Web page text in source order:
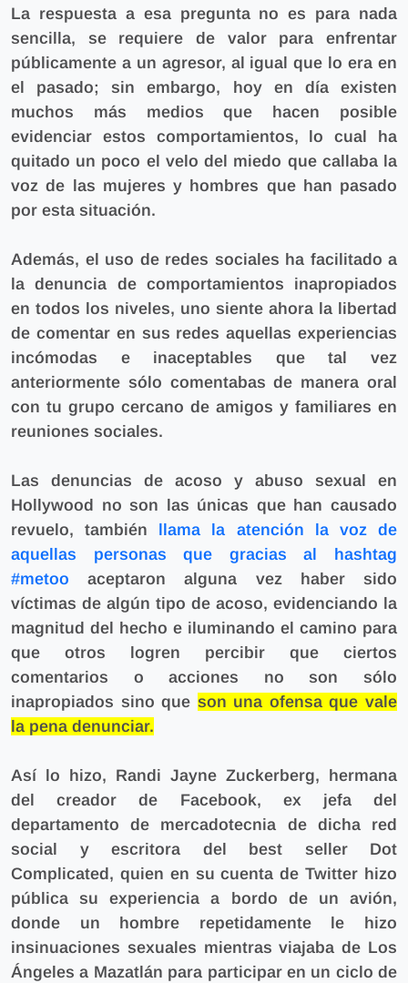
La respuesta a esa pregunta no es para nada
sencilla, se requiere de valor para enfrentar
públicamente a un agresor, al igual que lo era en
el pasado; sin embargo, hoy en día existen
muchos más medios que hacen posible
evidenciar estos comportamientos, lo cual ha
quitado un poco el velo del miedo que callaba la
voz de las mujeres y hombres que han pasado
por esta situación.
Además, el uso de redes sociales ha facilitado a
la denuncia de comportamientos inapropiados
en todos los niveles, uno siente ahora la libertad
de comentar en sus redes aquellas experiencias
incómodas e inaceptables que tal vez
anteriormente sólo comentabas de manera oral
con tu grupo cercano de amigos y familiares en
reuniones sociales.
Las denuncias de acoso y abuso sexual en
Hollywood no son las únicas que han causado
revuelo, también
llama la atención la voz de
aquellas personas que gracias al hashtag
#metoo aceptaron alguna vez haber sido
víctimas de algún tipo de acoso, evidenciando la
magnitud del hecho e iluminando el camino para
que otros logren percibir que ciertos
comentarios o acciones no son sólo
inapropiados sino que son una ofensa que vale
la pena denunciar.
Así lo hizo, Randi Jayne Zuckerberg, hermana
del creador de Facebook, ex jefa del
departamento de mercadotecnia de dicha red
social y escritora del best seller Dot
Complicated, quien en su cuenta de Twitter hizo
pública su experiencia a bordo de un avión,
donde un hombre repetidamente le hizo
insinuaciones sexuales mientras viajaba de Los
Ángeles a Mazatlán para participar en un ciclo de